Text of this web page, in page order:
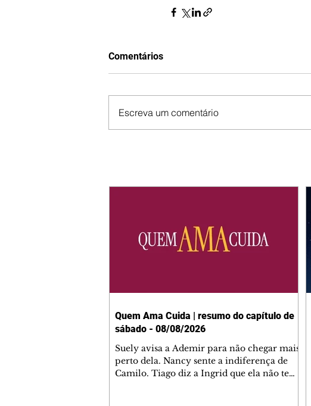
Comentários
Escreva um comentário
Quem Ama Cuida | resumo do capítulo de
sábado - 08/08/2026
Suely avisa a Ademir para não chegar mais
perto dela. Nancy sente a indiferença de
Camilo. Tiago diz a Ingrid que ela não tem